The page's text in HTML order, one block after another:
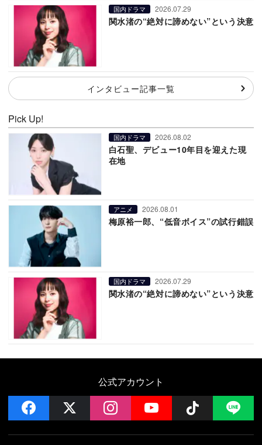
国内ドラマ 2026.07.29
関水渚の“絶対に諦めない”という決意
インタビュー記事一覧
Pick Up!
国内ドラマ 2026.08.02
白石聖、デビュー10年目を迎えた現
在地
アニメ 2026.08.01
梅原裕一郎、“低音ボイス”の試行錯誤
国内ドラマ 2026.07.29
関水渚の“絶対に諦めない”という決意
公式アカウント
facebook instagramYouTube Follow